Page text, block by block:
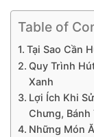
Table of
Tại Sao Cần
Quy Trình
Xanh
Lợi Ích Khi
Chưng, Bánh
Những Món